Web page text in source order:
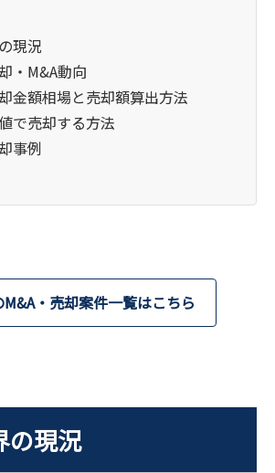
現況
・M&A動向
金額相場と売却額算出方法
で売却する方法
事例
・売却案件一覧はこちら
の現況